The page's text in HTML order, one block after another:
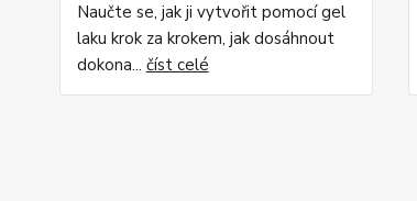
Naučte se, jak ji vytvořit pomocí gel
laku krok za krokem, jak dosáhnout
dokona... číst celé